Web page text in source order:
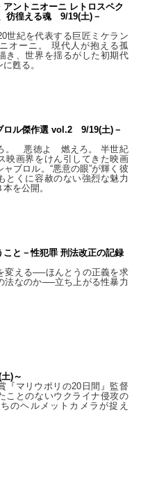
アントニオーニ レトロスペク
彷徨える魂 9/19(土)－
世紀を代表する巨匠ミケラン
オーニ。 現代人が抱える孤
き、世界を揺るがした初期代
甦る。
ロル傑作選 vol.2 9/19(土)－
。 悪徳よ 燃えろ。 半世紀
映画界をけん引してきた映画
ブロル。“悪意の眼”が輝く彼
とくに容赦のない強烈な魅力
を公開。
こと－性犯罪 刑法改正の記録
変える──ほんとうの正義を求
法なのか──立ち上がる性暴力
)～
『マリウポリの20日間』監督
ことのないウクライナ侵攻の
のヘルメットカメラが捉え